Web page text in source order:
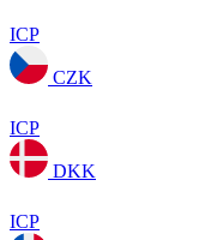
ICP
CZK
ICP
DKK
ICP